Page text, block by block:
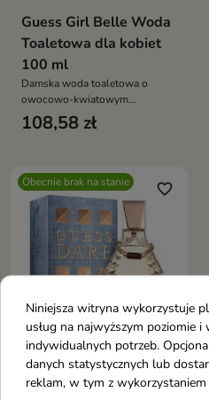
Guess Girl Belle Woda
Toaletowa dla kobiet
100 ml
Damska woda toaletowa o
owocowo-kwiatowym
charakterze z truskawką,
piwonią i wanilią. Zmysłowy
108,58 zł
Obecnie brak na stanie favorite_border
Guess Dare Woda
toaletowa dla kobiet
Niniejsza witryna wykorzystuje
usług na najwyższym poziomie
indywidualnych potrzeb.
danych statystycznych lub
reklam, w tym z wykorzystaniem